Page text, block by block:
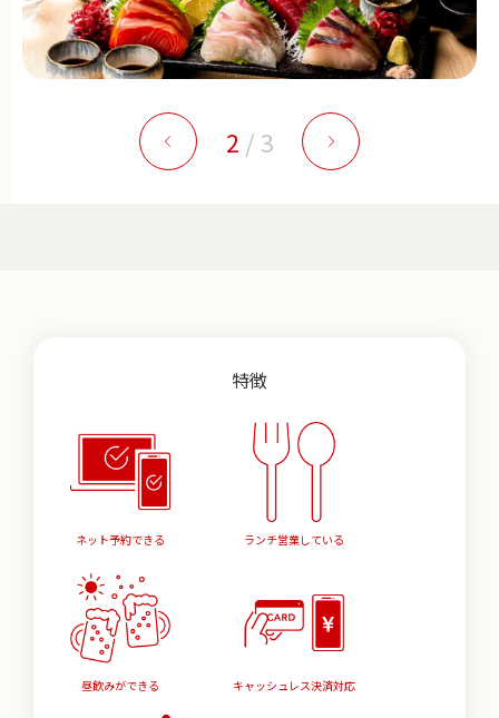
2 /3
特徴
ネット予約できる ランチ営業している
昼飲みができる キャッシュレス決済対応